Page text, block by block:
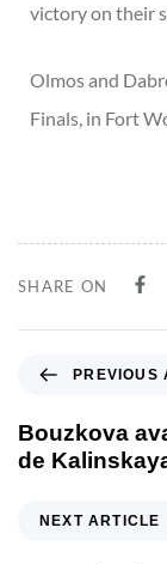
victory on their
Olmos and
Finals, in Fort
SHARE ON
PREVIOUS
Bouzkova
de
NEXT ARTICLE